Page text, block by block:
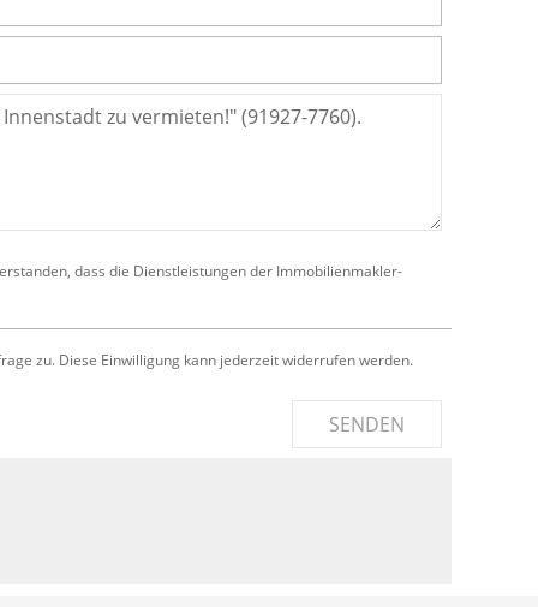
dass die Dienstleistungen der Immobilienmakler-
zu. Diese Einwilligung kann jederzeit widerrufen werden.
SENDEN